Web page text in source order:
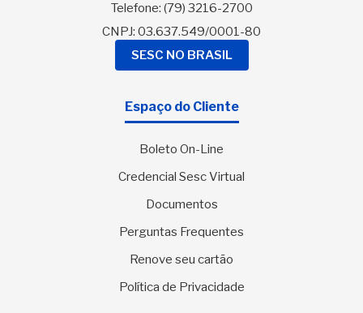
Telefone: (79) 3216-2700
CNPJ: 03.637.549/0001-80
SESC NO BRASIL
Espaço do Cliente
Boleto On-Line
Credencial Sesc Virtual
Documentos
Perguntas Frequentes
Renove seu cartão
Política de Privacidade